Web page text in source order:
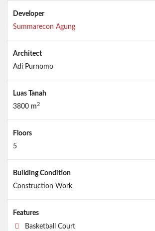
Developer
Summarecon Agung
Architect
Adi Purnomo
Luas Tanah
3800 m 2
Floors
5
Building Condition
Construction Work
Features
Basketball Court